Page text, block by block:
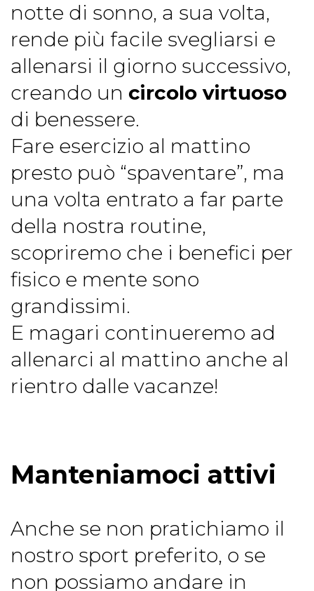
notte di sonno, a sua volta,
rende più facile svegliarsi e
allenarsi il giorno successivo,
creando un circolo virtuoso
di benessere.
Fare esercizio al mattino
presto può “spaventare”, ma
una volta entrato a far parte
della nostra routine,
scopriremo che i benefici per
fisico e mente sono
grandissimi.
E magari continueremo ad
allenarci al mattino anche al
rientro dalle vacanze!
Manteniamoci attivi
Anche se non pratichiamo il
nostro sport preferito, o se
non possiamo andare in